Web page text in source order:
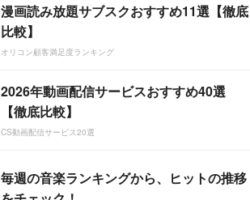
漫画読み放題サブスクおすすめ11選【徹底
比較】
オリコン顧客満足度ランキング
2026年動画配信サービスおすすめ40選
【徹底比較】
CS動画配信サービス20選
毎週の音楽ランキングから、ヒットの推移